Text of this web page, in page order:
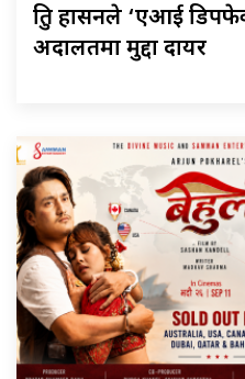
श्रुति हासनले ‘एआई
अदालतमा मुद्दा दायर